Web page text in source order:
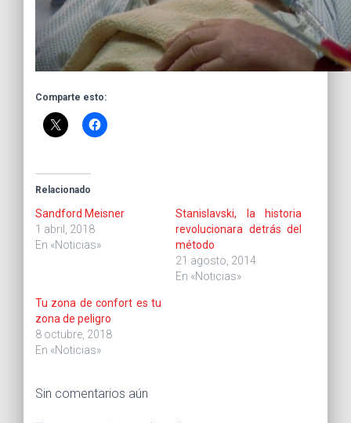
Comparte esto:
Relacionado
Sandford Meisner
1 abril, 2018
En «Noticias»
Stanislavski, la historia
revolucionara detrás del
método
21 agosto, 2014
En «Noticias»
Tu zona de confort es tu
zona de peligro
8 octubre, 2018
En «Noticias»
Sin comentarios aún